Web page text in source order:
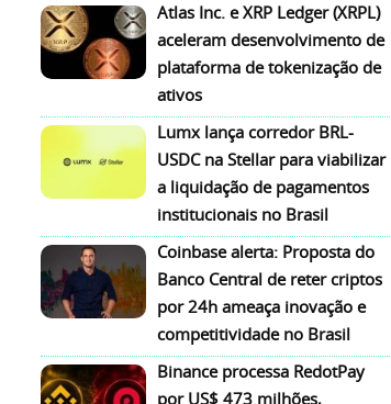
Atlas Inc. e XRP Ledger (XRPL)
aceleram desenvolvimento de
plataforma de tokenização de
ativos
Lumx lança corredor BRL-
USDC na Stellar para viabilizar
a liquidação de pagamentos
institucionais no Brasil
Coinbase alerta: Proposta do
Banco Central de reter criptos
por 24h ameaça inovação e
competitividade no Brasil
Binance processa RedotPay
por US$ 473 milhões,